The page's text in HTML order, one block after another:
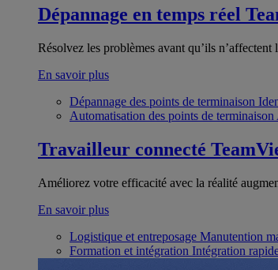
Dépannage en temps réel
Résolvez les problèmes avant qu’ils n’affectent
En savoir plus
Dépannage des points de terminaison
Automatisation des points de terminaison
Travailleur connecté
Améliorez votre efficacité avec la réalité
En savoir plus
Logistique et entreposage Manutention
Formation et intégration Intégration